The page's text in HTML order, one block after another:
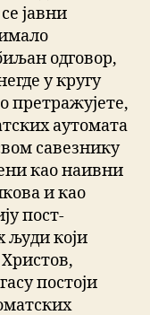
јавни
одговор,
у кругу
претражујете,
аутомата
савезнику
као наивни
и као
пост-
људи који
постоји